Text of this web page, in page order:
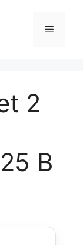
Meny
2
B